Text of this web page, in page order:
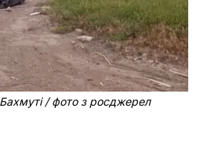
/ фото з росджерел